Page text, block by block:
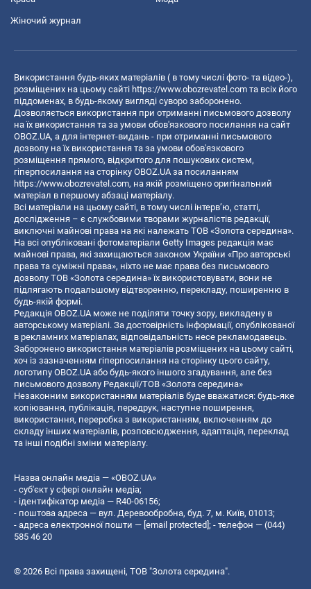
Жіночий журнал
Використання будь-яких матеріалів ( в тому числі фото- та відео-),
розміщених на цьому сайті https://www.obozrevatel.com та всіх його
піддоменах, в будь-якому вигляді суворо заборонено.
Дозволяється використання при отриманні письмового дозволу
на їх використання та за умови обов'язкового посилання на сайт
OBOZ.UA, а для інтернет-видань - при отриманні письмового
дозволу на їх використання та за умови обов'язкового
розміщення прямого, відкритого для пошукових систем,
гіперпосилання на сторінку OBOZ.UA за посиланням
https://www.obozrevatel.com, на якій розміщено оригінальний
матеріал в першому абзаці матеріалу.
Всі матеріали на цьому сайті, в тому числі інтерв’ю, статті,
дослідження – є службовими творами журналістів редакції,
виключні майнові права на які належать ТОВ «Золота середина».
На всі опубліковані фотоматеріали Getty Images редакція має
майнові права, які захищаються законом України «Про авторські
права та суміжні права», ніхто не має права без письмового
дозволу ТОВ «Золота середина» їх використовувати, вони не
підлягають подальшому відтворенню, перекладу, поширенню в
будь-якій формі.
Редакція OBOZ.UA може не поділяти точку зору, викладену в
авторському матеріалі. За достовірність інформації, опублікованої
в рекламних матеріалах, відповідальність несе рекламодавець.
Заборонено використання матеріалів розміщених на цьому сайті,
хоч із зазначенням гіперпосилання на сторінку цього сайту,
логотипу OBOZ.UA або будь-якого іншого згадування, але без
письмового дозволу Редакції/ТОВ «Золота середина»
Незаконним використанням матеріалів буде вважатися: будь-яке
копiювання, публiкацiя, передрук, наступне поширення,
використання, переробка з використанням, включенням до
складу інших матеріалів, розповсюдження, адаптація, переклад
та інші подібні зміни матеріалу.
Назва онлайн медіа — «OBOZ.UA»
- суб'єкт у сфері онлайн медіа;
- ідентифікатор медіа — R40-06156;
- поштова адреса — вул. Деревообробна, буд. 7, м. Київ, 01013;
- адреса електронної пошти — [email protected]; - телефон — (044)
585 46 20
© 2026 Всі права захищені, ТОВ "Золота середина".